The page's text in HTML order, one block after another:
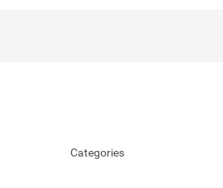
Categories